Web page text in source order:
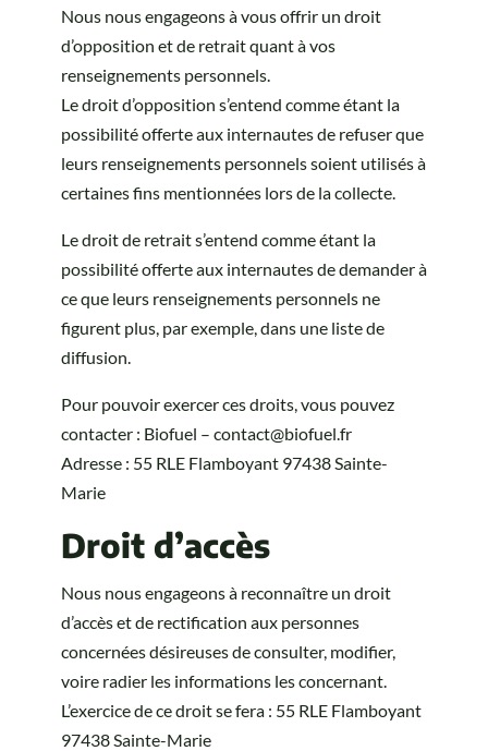
Nous nous engageons à vous offrir un droit
d’opposition et de retrait quant à vos
renseignements personnels.
Le droit d’opposition s’entend comme étant la
possibilité offerte aux internautes de refuser que
leurs renseignements personnels soient utilisés à
certaines fins mentionnées lors de la collecte.
Le droit de retrait s’entend comme étant la
possibilité offerte aux internautes de demander à
ce que leurs renseignements personnels ne
figurent plus, par exemple, dans une liste de
diffusion.
Pour pouvoir exercer ces droits, vous pouvez
contacter : Biofuel – contact@biofuel.fr
Adresse : 55 RLE Flamboyant 97438 Sainte-
Marie
Droit d’accès
Nous nous engageons à reconnaître un droit
d’accès et de rectification aux personnes
concernées désireuses de consulter, modifier,
voire radier les informations les concernant.
L’exercice de ce droit se fera : 55 RLE Flamboyant
97438 Sainte-Marie